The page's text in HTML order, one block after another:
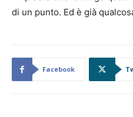
di un punto. Ed è già
Facebook